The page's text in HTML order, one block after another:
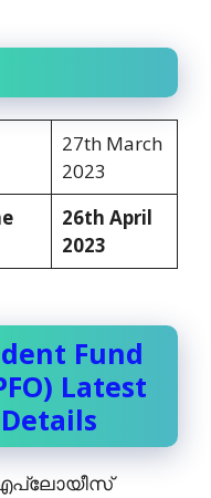
27th March
2023
26th April
2023
Fund
Latest
എപ്ലോയീസ്